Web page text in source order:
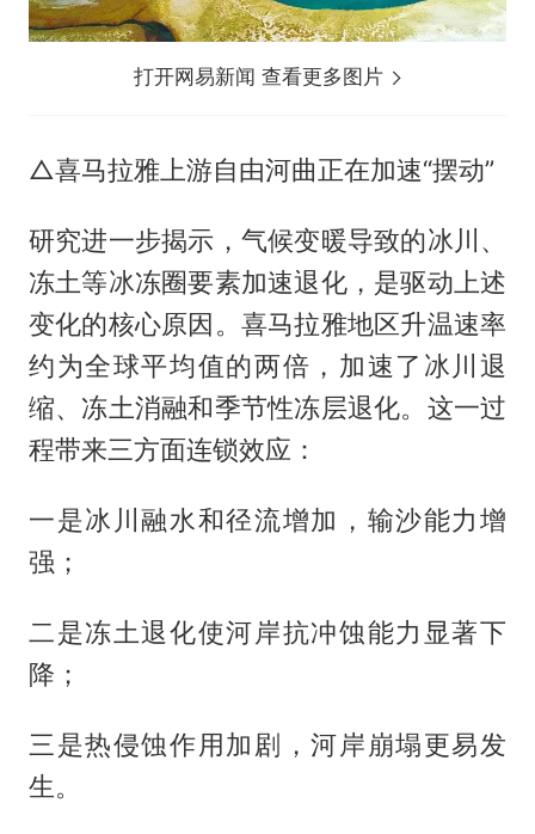
打开网易新闻 查看更多图片
△喜马拉雅上游自由河曲正在加速“摆动”
研究进一步揭示，气候变暖导致的冰川、
冻土等冰冻圈要素加速退化，是驱动上述
变化的核心原因。喜马拉雅地区升温速率
约为全球平均值的两倍，加速了冰川退
缩、冻土消融和季节性冻层退化。这一过
程带来三方面连锁效应：
一是冰川融水和径流增加，输沙能力增
强；
二是冻土退化使河岸抗冲蚀能力显著下
降；
三是热侵蚀作用加剧，河岸崩塌更易发
生。